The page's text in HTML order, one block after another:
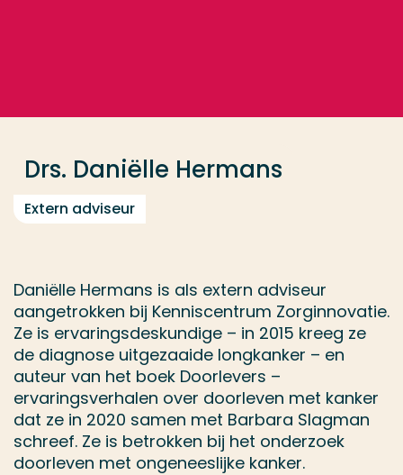
Drs. Daniëlle Hermans
Extern adviseur
Daniëlle Hermans is als extern adviseur
aangetrokken bij Kenniscentrum Zorginnovatie.
Ze is ervaringsdeskundige – in 2015 kreeg ze
de diagnose uitgezaaide longkanker – en
auteur van het boek Doorlevers –
ervaringsverhalen over doorleven met kanker
dat ze in 2020 samen met Barbara Slagman
schreef. Ze is betrokken bij het onderzoek
doorleven met ongeneeslijke kanker.
Contact